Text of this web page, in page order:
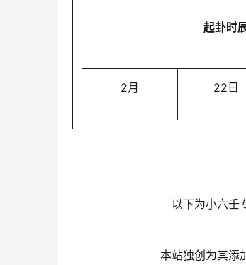
起卦时
2月 22日
以下为小六壬
本站独创为其添